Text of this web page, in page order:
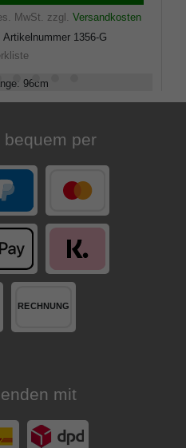
MwSt. zzgl. Versandkosten
Artikelnummer 1356-G
: 96cm
bequem per
mit